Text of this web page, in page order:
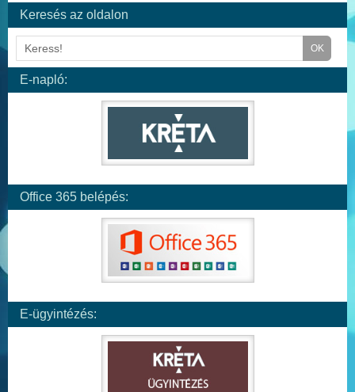
Keresés az oldalon
E-napló:
Office 365 belépés:
E-ügyintézés: